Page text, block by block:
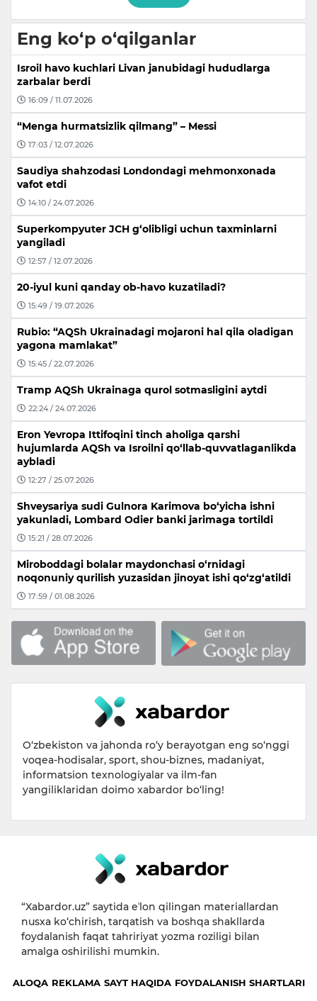
Eng ko‘p o‘qilganlar
Isroil havo kuchlari Livan janubidagi hududlarga
zarbalar berdi
16:09 / 11.07.2026
“Menga hurmatsizlik qilmang” – Messi
17:03 / 12.07.2026
Saudiya shahzodasi Londondagi mehmonxonada
vafot etdi
14:10 / 24.07.2026
Superkompyuter JCH g‘olibligi uchun taxminlarni
yangiladi
12:57 / 12.07.2026
20-iyul kuni qanday ob-havo kuzatiladi?
15:49 / 19.07.2026
Rubio: “AQSh Ukrainadagi mojaroni hal qila oladigan
yagona mamlakat”
15:45 / 22.07.2026
Tramp AQSh Ukrainaga qurol sotmasligini aytdi
22:24 / 24.07.2026
Eron Yevropa Ittifoqini tinch aholiga qarshi
hujumlarda AQSh va Isroilni qo‘llab-quvvatlaganlikda
aybladi
12:27 / 25.07.2026
Shveysariya sudi Gulnora Karimova bo‘yicha ishni
yakunladi, Lombard Odier banki jarimaga tortildi
15:21 / 28.07.2026
Miroboddagi bolalar maydonchasi o‘rnidagi
noqonuniy qurilish yuzasidan jinoyat ishi qo‘zg‘atildi
17:59 / 01.08.2026
O‘zbekiston va jahonda ro‘y berayotgan eng so‘nggi
voqea-hodisalar, sport, shou-biznes, madaniyat,
informatsion texnologiyalar va ilm-fan
yangiliklaridan doimo xabardor bo‘ling!
“Xabardor.uz” saytida eʼlon qilingan materiallardan
nusxa ko‘chirish, tarqatish va boshqa shakllarda
foydalanish faqat tahririyat yozma roziligi bilan
amalga oshirilishi mumkin.
ALOQA REKLAMA SAYT HAQIDA FOYDALANISH SHARTLARI